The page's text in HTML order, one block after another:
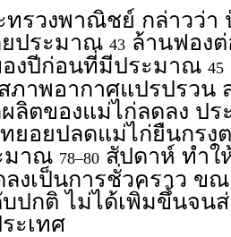
รวงพาณิชย์ กล่าวว่า
ยประมาณ 43 ล้านฟอง
องปีก่อนที่มีประมาณ 45
ภาพอากาศแปรปรวน
ลิตของแม่ไก่ลดลง ป
ยอยปลดแม่ไก่ยืนกรง
มาณ 78–80 สัปดาห์ ทำ
งเป็นการชั่วคราว ข
บปกติ ไม่ได้เพิ่มขึ้นจน
ะเทศ